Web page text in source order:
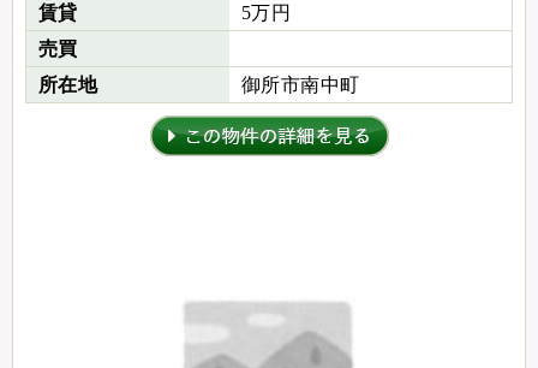
賃貸
5万円
売買
所在地
御所市南中町